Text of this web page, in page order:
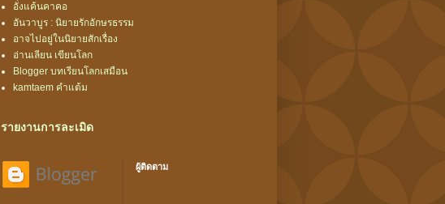
อั่งแค้นคาคอ
อันวาบูร : นิยายรักอักษรธรรม
อาจไปอยู่ในนิยายสักเรื่อง
อ่านเลียน เขียนโลก
Blogger บทเรียนโลกเสมือน
kamtaem คำแต้ม
รายงานการละเมิด
ผู้ติดตาม